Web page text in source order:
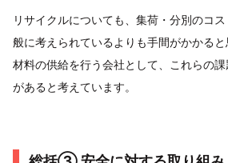
リサイクルについても、集荷・分別のコ
般に考えられているよりも手間がかかると
材料の供給を行う会社として、これらの
があると考えています。